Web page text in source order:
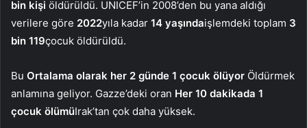
bin kişi öldürüldü. UNICEF’in 2008’den bu yana aldığı
verilere göre 2022yıla kadar 14 yaşındaişlemdeki toplam 3
bin 119çocuk öldürüldü.
Bu Ortalama olarak her 2 günde 1 çocuk ölüyor Öldürmek
anlamına geliyor. Gazze’deki oran Her 10 dakikada 1
çocuk ölümüIrak’tan çok daha yüksek.